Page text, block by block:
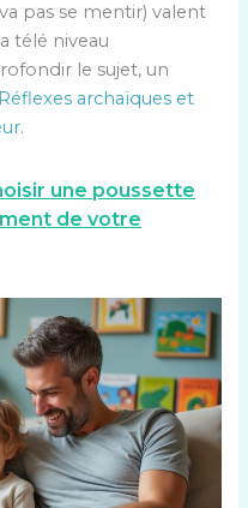
pas se mentir) valent
télé niveau
le sujet, un
Réflexes archaïques et
.
une poussette
de votre